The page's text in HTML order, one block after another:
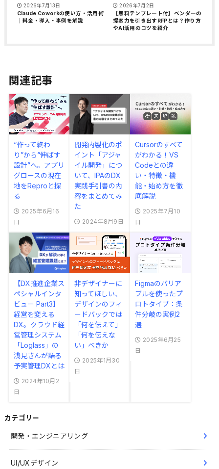
2026年7月13日
Claude Coworkの使い方・活用術
｜料金・導入・事例を解説
2026年7月2日
【無料テンプレート付】ベンダーの
提案力を引き出すRFPとは？作り方
やAI活用のコツを紹介
関連記事
“作って終わ
り”から“伸ばす
設計”へ。アプリ
グロースの現在
地をReproと探
る
2025年6月16
日
開発内製化のポ
イント「アジャ
イル開発」につ
いて、IPAのDX
実践手引書の内
容をまとめてみ
た
2024年8月9日
Cursorのすべて
がわかる！VS
Codeとの違
い・特徴・機
能・始め方を徹
底解説
2025年7月10
日
【DX推進企業ス
ペシャルインタ
ビュー Part3】
経営を変える
DX。クラウド経
営管理システム
「Loglass」の
浅見さんが語る
予実管理DXとは
2024年10月2
日
非デザイナーに
知ってほしい、
デザインのフィ
ードバックでは
「何を伝えて」
「何を伝えな
い」べきか
2025年1月30
日
Figmaのバリア
ブルを使ったプ
ロトタイプ：条
件分岐の実例2
選
2025年6月25
日
カテゴリー
開発・エンジニアリング
UI/UXデザイン